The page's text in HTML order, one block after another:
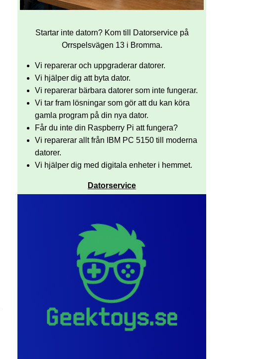
Startar inte datorn? Kom till Datorservice på
Orrspelsvägen 13 i Bromma.
Vi reparerar och uppgraderar datorer.
Vi hjälper dig att byta dator.
Vi reparerar bärbara datorer som inte fungerar.
Vi tar fram lösningar som gör att du kan köra
gamla program på din nya dator.
Får du inte din Raspberry Pi att fungera?
Vi reparerar allt från IBM PC 5150 till moderna
datorer.
Vi hjälper dig med digitala enheter i hemmet.
Datorservice